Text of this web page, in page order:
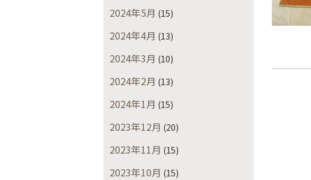
2024年5月 (15)
2024年4月 (13)
2024年3月 (10)
2024年2月 (13)
2024年1月 (15)
2023年12月 (20)
2023年11月 (15)
2023年10月 (15)